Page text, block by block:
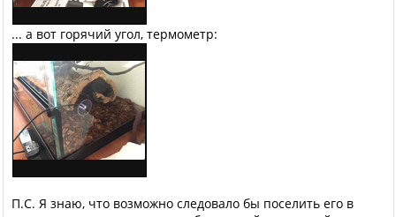
... а вот горячий угол, термометр:
П.С. Я знаю, что возможно следовало бы поселить его в